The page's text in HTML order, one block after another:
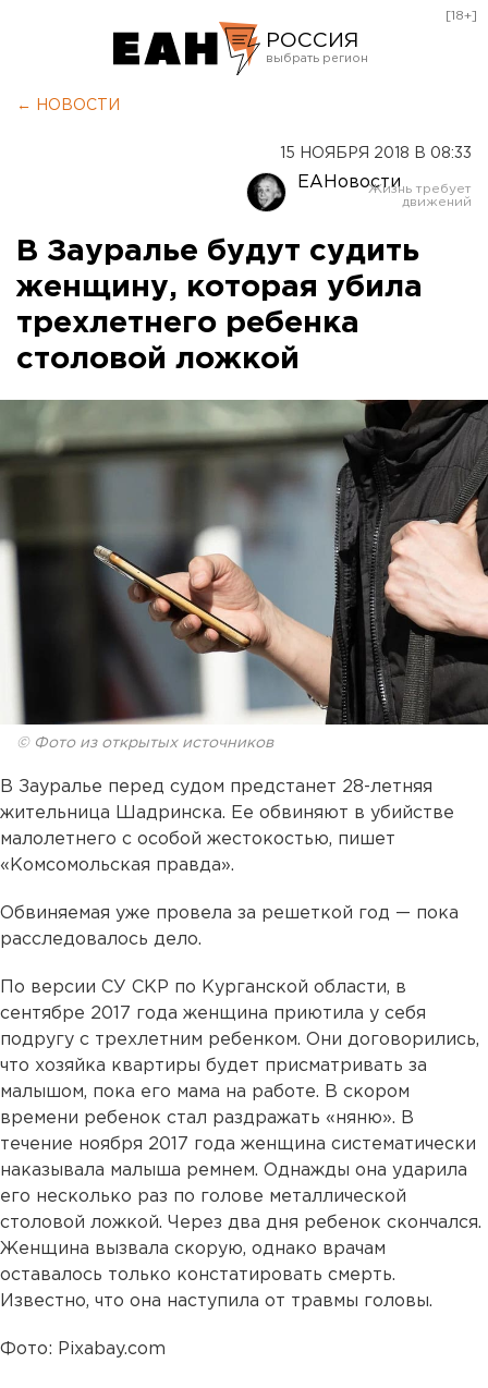
РОССИЯ
Оренбург
[18+]
← НОВОСТИ
15 НОЯБРЯ 2018 В 08:33
ЕАНовости
В Зауралье будут судить
женщину, которая убила
трехлетнего ребенка
столовой ложкой
© Фото из открытых источников
В Зауралье перед судом предстанет 28-летняя
жительница Шадринска. Ее обвиняют в убийстве
малолетнего с особой жестокостью, пишет
«Комсомольская правда».
Обвиняемая уже провела за решеткой год — пока
расследовалось дело.
По версии СУ СКР по Курганской области, в
сентябре 2017 года женщина приютила у себя
подругу с трехлетним ребенком. Они договорились,
что хозяйка квартиры будет присматривать за
малышом, пока его мама на работе. В скором
времени ребенок стал раздражать «няню». В
течение ноября 2017 года женщина систематически
наказывала малыша ремнем. Однажды она ударила
его несколько раз по голове металлической
столовой ложкой. Через два дня ребенок скончался.
Женщина вызвала скорую, однако врачам
оставалось только констатировать смерть.
Известно, что она наступила от травмы головы.
Фото: Pixabay.com